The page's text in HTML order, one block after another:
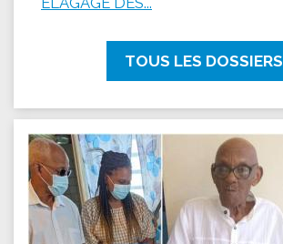
TOUS LES DOSSIERS